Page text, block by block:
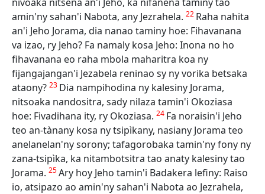
amin'ny sahan'i Nabota, any Jezrahela. 22 Raha nahita
an'i Jeho Jorama, dia nanao taminy hoe: Fihavanana
va izao, ry Jeho? Fa namaly kosa Jeho: Inona no ho
fihavanana eo raha mbola maharitra koa ny
fijangajangan'i Jezabela reninao sy ny vorika betsaka
ataony? 23 Dia nampihodina ny kalesiny Jorama,
nitsoaka nandositra, sady nilaza tamin'i Okoziasa
hoe: Fivadihana ity, ry Okoziasa. 24 Fa noraisin'i Jeho
teo an-tànany kosa ny tsipìkany, nasiany Jorama teo
anelanelan'ny sorony; tafagorobaka tamin'ny fony ny
zana-tsipìka, ka nitambotsitra tao anaty kalesiny tao
Jorama. 25Ary hoy Jeho tamin'i Badakera lefiny: Raiso
io, atsipazo ao amin'ny sahan'i Nabota ao Jezrahela,